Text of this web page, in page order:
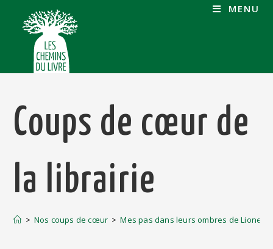
MENU
Coups de cœur de
la librairie
> Nos coups de cœur > Mes pas dans leurs ombres de Lionel